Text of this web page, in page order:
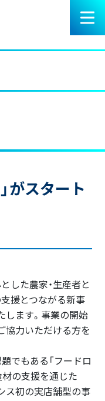
がスタート
した農家・生産者と
援とつながる新事
します。事業の開始
協力いただける方を
でもある「フードロ
材の支援を通じた
ス初の実店舗型の事